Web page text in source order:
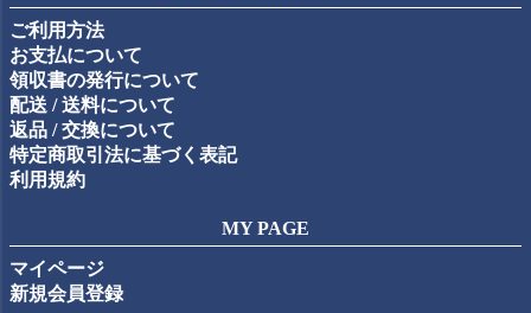
ップ
ご利用方法
お支払について
領収書の発行について
配送 / 送料について
返品 / 交換について
特定商取引法に基づく表記
利用規約
MY PAGE
マイページ
新規会員登録